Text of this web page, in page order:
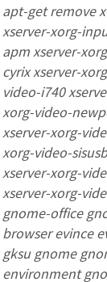
apt-get remove
xserver-xorg-
apm xserver-
cyrix xserver-
video-i740
xorg-video-
xserver-xorg-
xorg-video-
xserver-xorg-
xserver-xorg-
gnome-office
browser evince
gksu gnome
environment